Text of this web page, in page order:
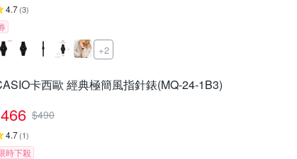
4.7(3)
+2
卡西歐 經典極簡風指針錶(MQ-24-1B3)
466 $490
4.7(1)
時下殺